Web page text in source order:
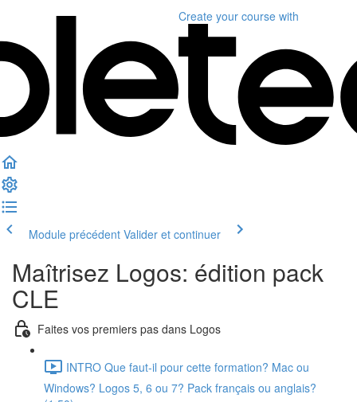
Create your course with
Module précédent Valider et continuer
Maîtrisez Logos: édition pack
CLE
Faites vos premiers pas dans Logos
INTRO Que faut-il pour cette formation? Mac ou
Windows? Logos 5, 6 ou 7? Pack français ou anglais?